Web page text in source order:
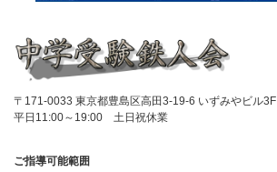
〒171-0033 東京都豊島区高田3-19-6 いずみやビル3F
平日11:00～19:00 土日祝休業
ご指導可能範囲